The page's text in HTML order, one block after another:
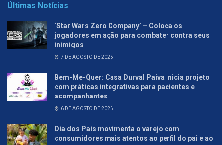
Últimas Notícias
‘Star Wars Zero Company’ – Coloca os
jogadores em ação para combater contra seus
inimigos
7 DE AGOSTO DE 2026
Bem-Me-Quer: Casa Durval Paiva inicia projeto
com práticas integrativas para pacientes e
acompanhantes
6 DE AGOSTO DE 2026
Dia dos Pais movimenta o varejo com
consumidores mais atentos ao perfil do pai e ao